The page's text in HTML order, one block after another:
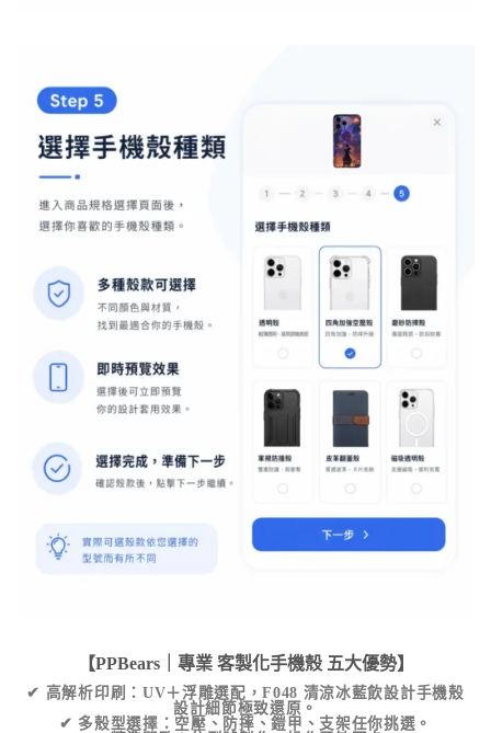
【PPBears｜專業 客製化手機殼五大優勢】
✔ 高解析印刷 ：UV＋浮雕選配，F048 清涼冰藍飲設計手機殼
設計細節極致還原。
✔ 多殼型選擇 ：空壓、防摔、鎧甲、支架任你挑選。